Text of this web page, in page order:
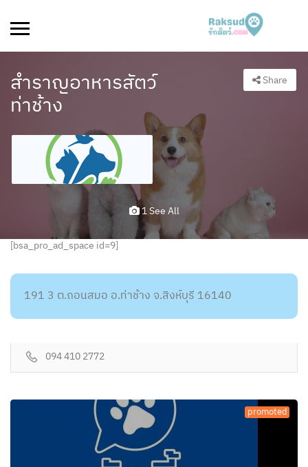
สำราญอาหารสัตว์
ท่าช้าง
Share
1 See All
[bsa_pro_ad_space id=9]
191 3 ต.ถอนสมอ อ.ท่าช้าง จ.สิงห์บุรี 16140
094 410 2772
promoted